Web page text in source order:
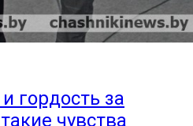
гордость за
чувства